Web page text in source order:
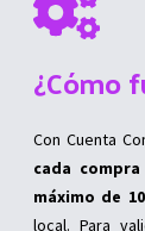
¿Cómo
Con Cuenta
cada
máximo de
local. Para